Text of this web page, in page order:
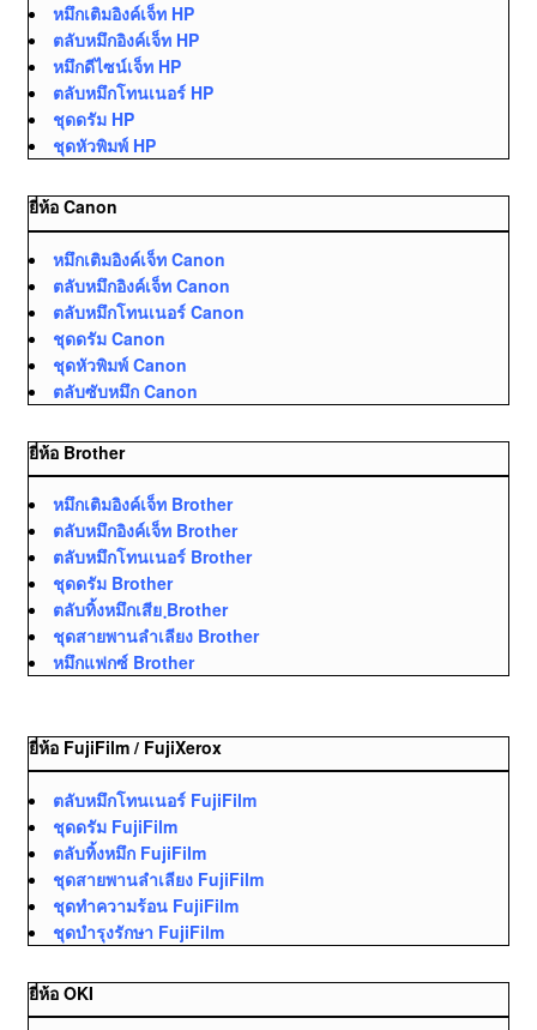
หมึกเติมอิงค์เจ็ท HP
ตลับหมึกอิงค์เจ็ท HP
หมึกดีไซน์เจ็ท HP
ตลับหมึกโทนเนอร์ HP
ชุดดรัม HP
ชุดหัวพิมพ์ HP
ยี่ห้อ Canon
หมึกเติมอิงค์เจ็ท Canon
ตลับหมึกอิงค์เจ็ท Canon
ตลับหมึกโทนเนอร์ Canon
ชุดดรัม Canon
ชุดหัวพิมพ์ Canon
ตลับซับหมึก Canon
ยี่ห้อ Brother
หมึกเติมอิงค์เจ็ท Brother
ตลับหมึกอิงค์เจ็ท Brother
ตลับหมึกโทนเนอร์ Brother
ชุดดรัม Brother
ตลับทิ้งหมึกเสีย ฺBrother
ชุดสายพานลำเลียง Brother
หมึกแฟกซ์ Brother
ยี่ห้อ FujiFilm / FujiXerox
ตลับหมึกโทนเนอร์ FujiFilm
ชุดดรัม FujiFilm
ตลับทิ้งหมึก FujiFilm
ชุดสายพานลำเลียง FujiFilm
ชุดทำความร้อน FujiFilm
ชุดบำรุงรักษา FujiFilm
ยี่ห้อ OKI